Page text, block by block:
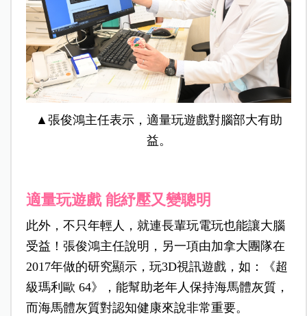
▲張俊鴻主任表示，適量玩遊戲對腦部大有助
益。
適量玩遊戲 能紓壓又變聰明
此外，不只年輕人，就連長輩玩電玩也能讓大腦
受益！張俊鴻主任說明，另一項由加拿大團隊在
2017年做的研究顯示，玩3D視訊遊戲，如：《超
級瑪利歐 64》，能幫助老年人保持海馬體灰質，
而海馬體灰質對認知健康來說非常重要。